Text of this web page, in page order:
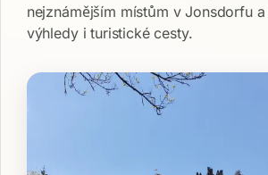
nejznámějším místům v Jonsdorfu
výhledy i turistické cesty.